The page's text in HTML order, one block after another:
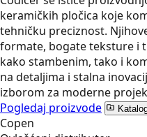
keramičkih pločica koje
tehničku preciznost.
formate, bogate teksture i
kako stambenim, tako i
na detaljima i stalna
izborom za moderne
Pogledaj proizvode
Copen